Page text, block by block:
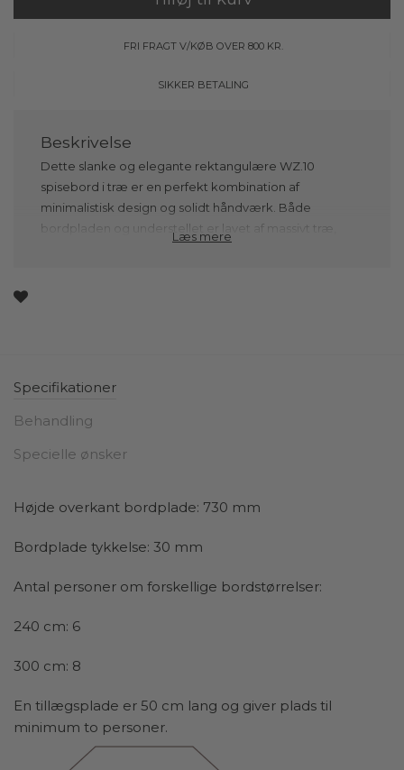
FRI FRAGT V/KØB OVER 800 KR.
SIKKER BETALING
Dette slanke og elegante rektangulære WZ.10
spisebord i træ er en perfekt kombination af
minimalistisk design og solidt håndværk. Både
bordpladen og understellet er lavet af massivt træ,
det raffinerede understel. De fire firkantede ben er let
skråtstillede, hvilket skaber en interessant dynamik og
Denne subtile detalje giver bordet et moderne præg
skaber også en visuel balance, som gør bordet
elegant, uden at det virker tungt eller klodset i
perfekt ind i både moderne og klassiske hjem. Det
små spiseområder, hvor det kan fungere som det
ikke kun smukt, men også funktionelt – til særlige,
festlige begivenheder kan bordet udvides med op til
to tillægsplader, som enten kan tilkøbes i samme
Læs mere
Specifikationer
Behandling
Specielle ønsker
Højde overkant bordplade: 730 mm
Bordplade tykkelse: 30 mm
Antal personer om forskellige bordstørrelser:
240 cm: 6
300 cm: 8
En tillægsplade er 50 cm lang og giver plads til
minimum to personer.